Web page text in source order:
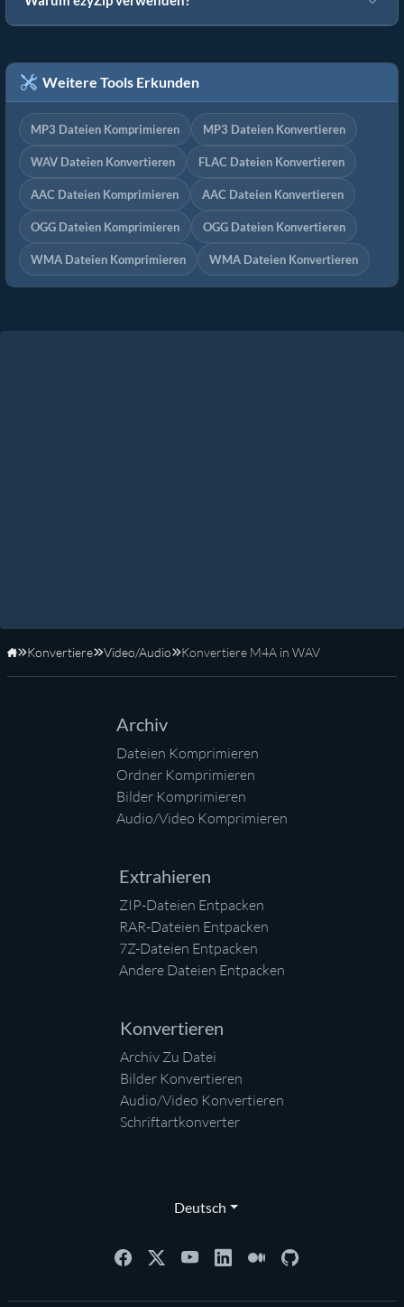
Weitere Tools Erkunden
MP3 Dateien Komprimieren MP3 Dateien Konvertieren
WAV Dateien Konvertieren FLAC Dateien Konvertieren
AAC Dateien Komprimieren AAC Dateien Konvertieren
OGG Dateien Komprimieren OGG Dateien Konvertieren
WMA Dateien Komprimieren WMA Dateien Konvertieren
Startseite
Konvertiere Video/Audio Konvertiere M4A in WAV
Archiv
Dateien Komprimieren
Ordner Komprimieren
Bilder Komprimieren
Audio/Video Komprimieren
Extrahieren
ZIP-Dateien Entpacken
RAR-Dateien Entpacken
7Z-Dateien Entpacken
Andere Dateien Entpacken
Konvertieren
Archiv Zu Datei
Bilder Konvertieren
Audio/Video Konvertieren
Schriftartkonverter
Deutsch